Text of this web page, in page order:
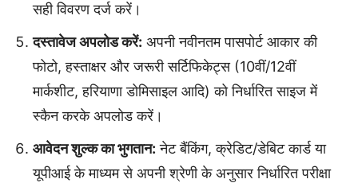
सही विवरण दर्ज करें।
दस्तावेज अपलोड करें: अपनी नवीनतम पासपोर्ट आकार की
फोटो, हस्ताक्षर और जरूरी सर्टिफिकेट्स (10वीं/12वीं
मार्कशीट, हरियाणा डोमिसाइल आदि) को निर्धारित साइज में
स्कैन करके अपलोड करें।
आवेदन शुल्क का भुगतान: नेट बैंकिंग, क्रेडिट/डेबिट कार्ड या
यूपीआई के माध्यम से अपनी श्रेणी के अनुसार निर्धारित परीक्षा